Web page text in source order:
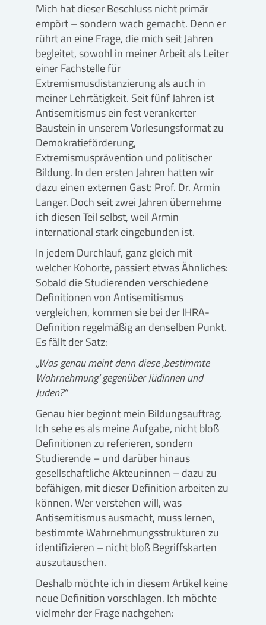
Mich hat dieser Beschluss nicht primär
empört – sondern wach gemacht. Denn er
rührt an eine Frage, die mich seit Jahren
begleitet, sowohl in meiner Arbeit als Leiter
einer Fachstelle für
Extremismusdistanzierung als auch in
meiner Lehrtätigkeit. Seit fünf Jahren ist
Antisemitismus ein fest verankerter
Baustein in unserem Vorlesungsformat zu
Demokratieförderung,
Extremismusprävention und politischer
Bildung. In den ersten Jahren hatten wir
dazu einen externen Gast: Prof. Dr. Armin
Langer. Doch seit zwei Jahren übernehme
ich diesen Teil selbst, weil Armin
international stark eingebunden ist.
In jedem Durchlauf, ganz gleich mit
welcher Kohorte, passiert etwas Ähnliches:
Sobald die Studierenden verschiedene
Definitionen von Antisemitismus
vergleichen, kommen sie bei der IHRA-
Definition regelmäßig an denselben Punkt.
Es fällt der Satz:
„Was genau meint denn diese ‚bestimmte
Wahrnehmung‘ gegenüber Jüdinnen und
Juden?“
Genau hier beginnt mein Bildungsauftrag.
Ich sehe es als meine Aufgabe, nicht bloß
Definitionen zu referieren, sondern
Studierende – und darüber hinaus
gesellschaftliche Akteur:innen – dazu zu
befähigen, mit dieser Definition arbeiten zu
können. Wer verstehen will, was
Antisemitismus ausmacht, muss lernen,
bestimmte Wahrnehmungsstrukturen zu
identifizieren – nicht bloß Begriffskarten
auszutauschen.
Deshalb möchte ich in diesem Artikel keine
neue Definition vorschlagen. Ich möchte
vielmehr der Frage nachgehen: